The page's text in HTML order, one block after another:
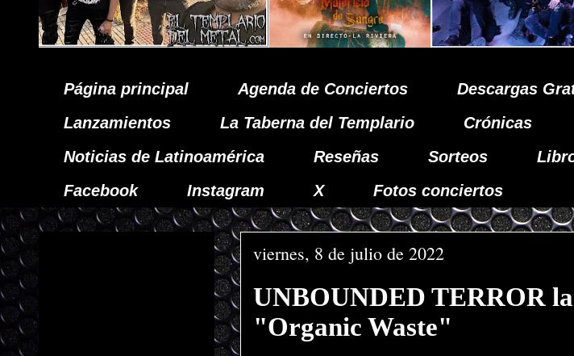
Página principal Agenda de Conciertos Descargas
Lanzamientos
La Taberna del Templario Crónicas
Noticias de Latinoamérica
Reseñas Sorteos
Facebook
Instagram X Fotos conciertos
viernes, 8 de julio de 2022
UNBOUNDED TERROR
"Organic Waste"